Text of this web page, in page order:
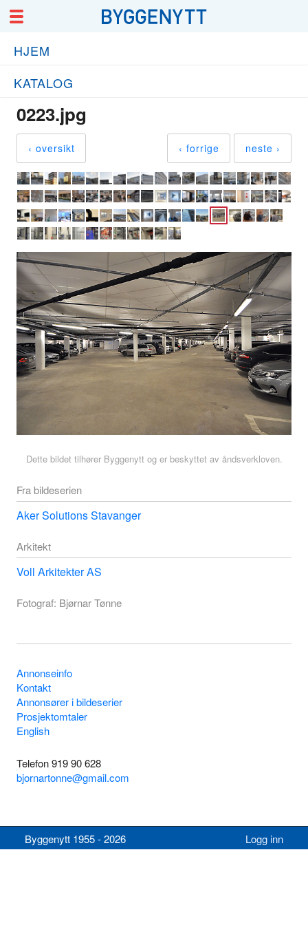
HJEM
KATALOG
0223.jpg
‹ oversikt ‹ forrige neste ›
Dette bildet tilhører Byggenytt og er beskyttet av åndsverkloven.
Fra bildeserien
Aker Solutions Stavanger
Arkitekt
Voll Arkitekter AS
Fotograf: Bjørnar Tønne
Annonseinfo
Kontakt
Annonsører i bildeserier
Prosjektomtaler
English
Telefon 919 90 628
bjornartonne@gmail.com
Logg inn
Byggenytt 1955 - 2026